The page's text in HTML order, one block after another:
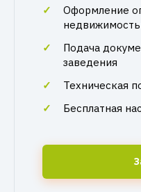
Оформление
Подача
заведения
Техническая
Бесплатная